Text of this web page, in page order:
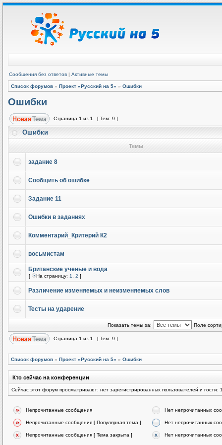
Сообщения без ответов | Активные темы
Список форумов » Проект «Русский на 5» » Ошибки
Ошибки
Страница 1 из 1 [ Тем: 9 ]
Ошибки
Темы
задание 8
Сообщить об ошибке
Задание 11
Ошибки в заданиях
Комментарий_Критерий К2
восьмистам
Британские ученые и вода
[ На страницу: 1 2 ]
Различение изменяемых и неизменяемых слов
Тесты на ударение
Показать темы за: Поле
Страница 1 из 1 [ Тем: 9 ]
Список форумов » Проект «Русский на 5» » Ошибки
Кто сейчас на конференции
Сейчас этот форум просматривают: нет зарегистрированных пользователей и гости:
Непрочитанные сообщения Нет непрочитанных
Непрочитанные сообщения [ Популярная тема ] Нет непрочитанных
Непрочитанные сообщения [ Тема закрыта ] Нет непрочитанных